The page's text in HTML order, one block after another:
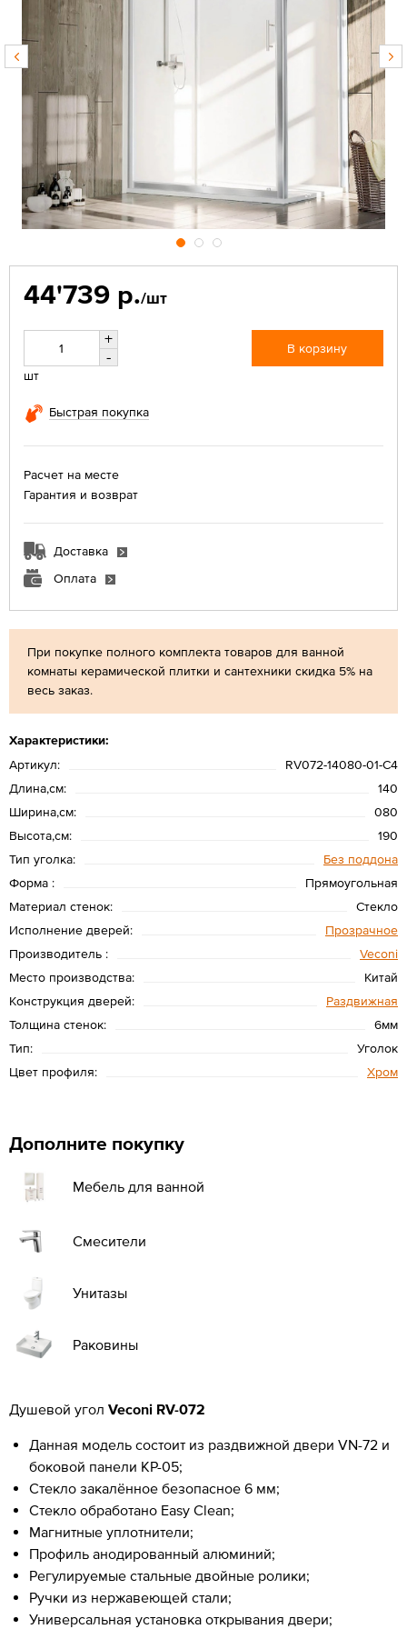
При покупке полного комплекта товаров для ванной
комнаты керамической плитки и сантехники скидка 5% на
весь заказ.
Характеристики:
Артикул:
RV072-14080-01-C4
Длина,см:
140
Ширина,см:
080
Высота,см:
190
Тип уголка:
Без поддона
Форма :
Прямоугольная
Материал стенок:
Стекло
Исполнение дверей:
Прозрачное
Производитель :
Veconi
Место производства:
Китай
Конструкция дверей:
Раздвижная
Толщина стенок:
6мм
Тип:
Уголок
Цвет профиля:
Хром
44'739 р./шт
+
-
шт
В корзину
Быстрая покупка
Расчет на месте
Гарантия и возврат
Доставка
Оплата
Дополните покупку
Мебель для ванной
Смесители
Унитазы
Раковины
Душевой угол Veconi RV-072
Данная модель состоит из раздвижной двери VN-72 и
боковой панели KP-05;
Стекло закалённое безопасное 6 мм;
Стекло обработано Easy Clean;
Магнитные уплотнители;
Профиль анодированный алюминий;
Регулируемые стальные двойные ролики;
Ручки из нержавеющей стали;
Универсальная установка открывания двери;